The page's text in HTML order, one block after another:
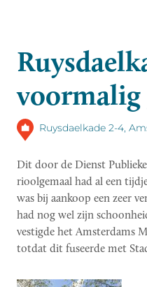
voormalig
Ruysdaelkade 2-4,
Dit door de Dienst
rioolgemaal had al een
was bij aankoop een zeer
had nog wel zijn
vestigde het Amsterdams
totdat dit fuseerde met